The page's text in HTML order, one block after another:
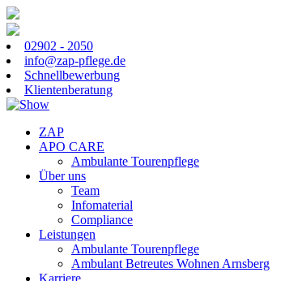
02902 - 2050
info@zap-pflege.de
Schnellbewerbung
Klientenberatung
ZAP
APO CARE
Ambulante Tourenpflege
Über uns
Team
Infomaterial
Compliance
Leistungen
Ambulante Tourenpflege
Ambulant Betreutes Wohnen Arnsberg
Karriere